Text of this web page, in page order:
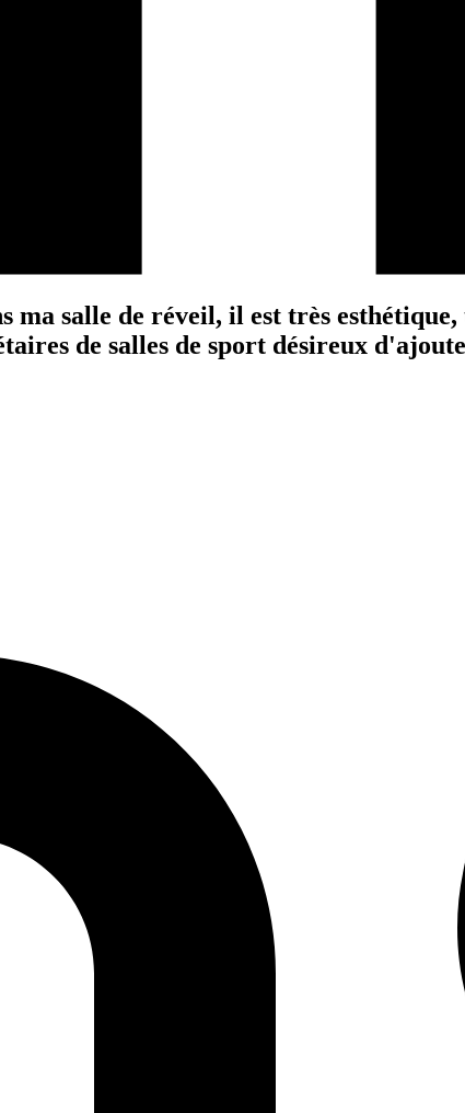
salle de réveil, il est très
de salles de sport désireux